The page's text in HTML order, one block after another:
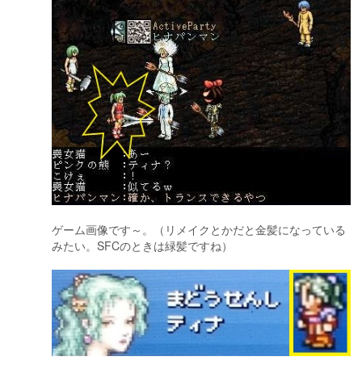
ゲーム画像です～。（リメイクとかだと金髪になっている
みたい。SFCのときは緑髪ですね）